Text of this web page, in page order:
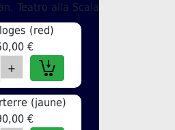
Teatro alla Scala
(red)
€
(jaune)
€